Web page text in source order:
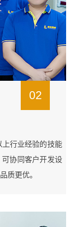
02
行业经验的技能
协同客户开发设
质更优。